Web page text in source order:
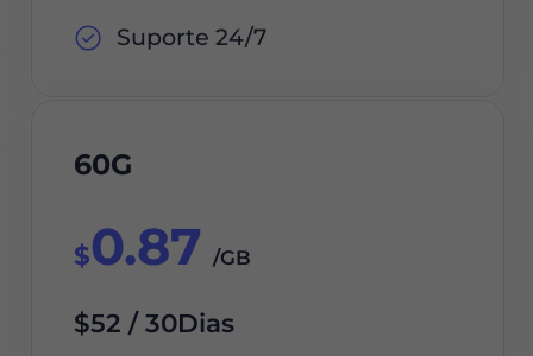
Suporte 24/7
60G
$0.87 /GB
$52 / 30Dias